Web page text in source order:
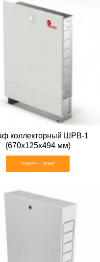
коллекторный ШРВ-1
(670х125х494 мм)
УЗНАТЬ ЦЕНУ